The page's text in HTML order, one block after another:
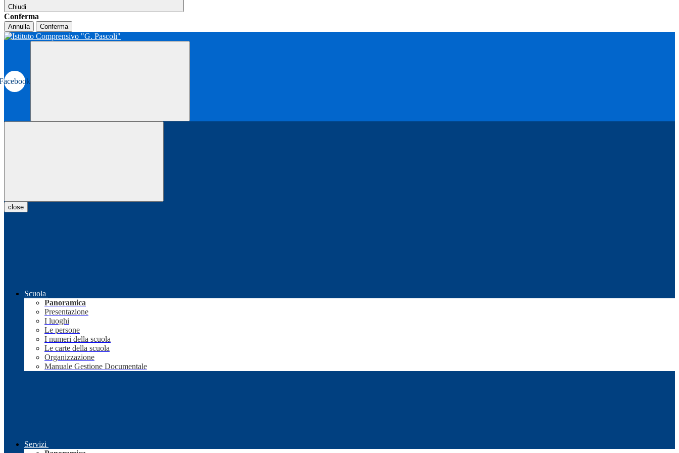
Chiudi
Conferma
Annulla Conferma
close
Scuola
Panoramica
Presentazione
I luoghi
Le persone
I numeri della scuola
Le carte della scuola
Organizzazione
Manuale Gestione Documentale
Servizi